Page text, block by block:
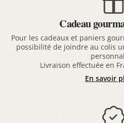
Cadeau
Pour les cadeaux et paniers
possibilité de joindre au colis
Livraison effectuée en
En savoir